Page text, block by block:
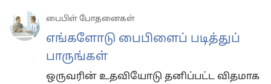
பைபிள் போதனைகள்
எங்களோடு பைபிளைப் படித்துப்
பாருங்கள்
ஒருவரின் உதவியோடு தனிப்பட்ட விதமாக